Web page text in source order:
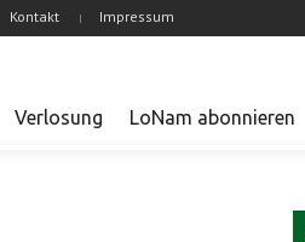
Kontakt Impressum
Verlosung LoNam abonnieren